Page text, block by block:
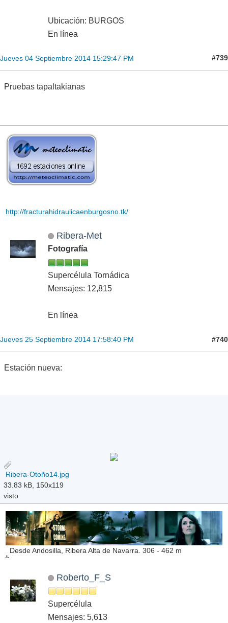
Ubicación: BURGOS
En línea
Jueves 04 Septiembre 2014 15:29:47 PM #739
Pruebas tapaltakianas
http://fracturahidraulicaenburgosno.tk/
Ribera-Met
Fotografía
Supercélula Tornádica
Mensajes: 12,815
En línea
Jueves 25 Septiembre 2014 17:58:40 PM #740
Estación nueva:
Ribera-Otoño14.jpg
33.83 kB, 150x119
visto
Desde Andosilla, Ribera Alta de Navarra. 306 - 462 m
Roberto_F_S
Supercélula
Mensajes: 5,613